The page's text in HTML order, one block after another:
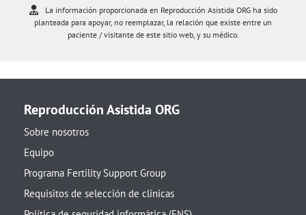
La información proporcionada en Reproducción Asistida ORG ha sido
planteada para apoyar, no reemplazar, la relación que existe entre un
paciente / visitante de este sitio web, y su médico.
Reproducción Asistida ORG
Sobre nosotros
Equipo
Programa Fertility Support Group
Requisitos de selección de clínicas